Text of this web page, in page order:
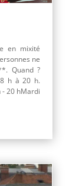
en mixité
ne
Quand ?
h à 20 h.
20 hMardi